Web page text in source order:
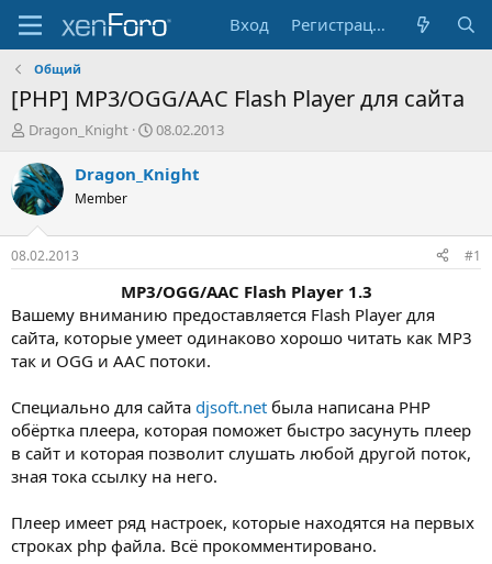
Вход Регистрация
Общий
[PHP] MP3/OGG/AAC Flash Player для сайта
А
т
о
р
т
е
м
Dragon_Knight
Д
т
а
л
08.02.2013
Dragon_Knight
Member
08.02.2013 #1
MP3/OGG/AAC Flash Player 1.3
Вашему вниманию предоставляется Flash Player для
сайта, которые умеет одинаково хорошо читать как MP3
так и OGG и AAC потоки.
Специально для сайта djsoft.net была написана PHP
обёртка плеера, которая поможет быстро засунуть плеер
в сайт и которая позволит слушать любой другой поток,
зная тока ссылку на него.
Плеер имеет ряд настроек, которые находятся на первых
строках php файла. Всё прокомментировано.